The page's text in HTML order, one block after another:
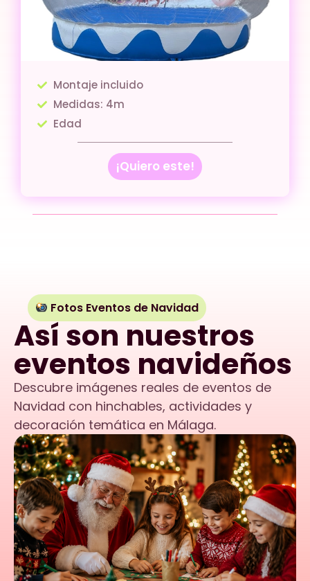
Montaje incluido
Medidas: 4m
Edad
¡Quiero este!
Fotos Eventos de Navidad
Así son nuestros
eventos navideños
Descubre imágenes reales de eventos de
Navidad con hinchables, actividades y
decoración temática en Málaga.